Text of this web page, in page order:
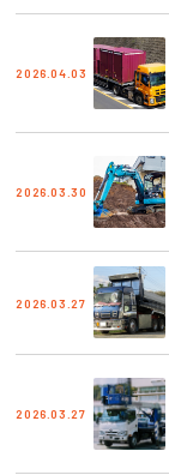
2026.04.03
2026.03.30
2026.03.27
2026.03.27